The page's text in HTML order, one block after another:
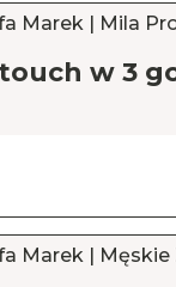
Marek | Mila
w 3
Marek | Męskie